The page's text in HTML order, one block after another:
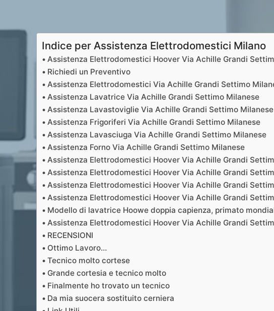
Indice per Assistenza Elettrodomestici Milano
Assistenza Elettrodomestici Hoover Via Achille Grandi
Richiedi un Preventivo
Assistenza Elettrodomestici Via Achille Grandi Settimo
Assistenza Lavatrice Via Achille Grandi Settimo Milanese
Assistenza Lavastoviglie Via Achille Grandi Settimo Milanese
Assistenza Frigoriferi Via Achille Grandi Settimo Milanese
Assistenza Lavasciuga Via Achille Grandi Settimo Milanese
Assistenza Forno Via Achille Grandi Settimo Milanese
Assistenza Elettrodomestici Hoover Via Achille Grandi
Assistenza Elettrodomestici Hoover Via Achille Grandi
Assistenza Elettrodomestici Hoover Via Achille Grandi
Assistenza Elettrodomestici Hoover Via Achille Grandi
Modello di lavatrice Hoowe doppia capienza, primato
Assistenza Elettrodomestici Hoover Via Achille Grandi
RECENSIONI
Ottimo Lavoro…
Tecnico molto cortese
Grande cortesia e tecnico molto
Finalmente ho trovato un tecnico
Da mia suocera sostituito cerniera